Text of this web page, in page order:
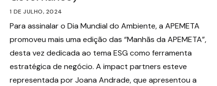
1 DE JULHO, 2024
Para assinalar o Dia Mundial do Ambiente, a APEMETA
promoveu mais uma edição das “Manhãs da APEMETA”,
desta vez dedicada ao tema ESG como ferramenta
estratégica de negócio. A impact partners esteve
representada por Joana Andrade, que apresentou a